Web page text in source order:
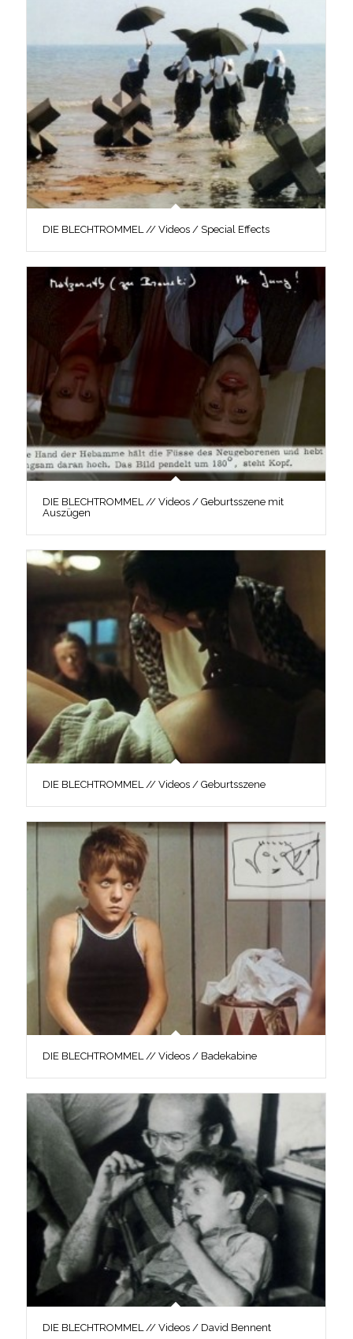
DIE BLECHTROMMEL // Videos / Special Effects
DIE BLECHTROMMEL // Videos / Geburtsszene mit
Auszügen
DIE BLECHTROMMEL // Videos / Geburtsszene
DIE BLECHTROMMEL // Videos / Badekabine
DIE BLECHTROMMEL // Videos / David Bennent